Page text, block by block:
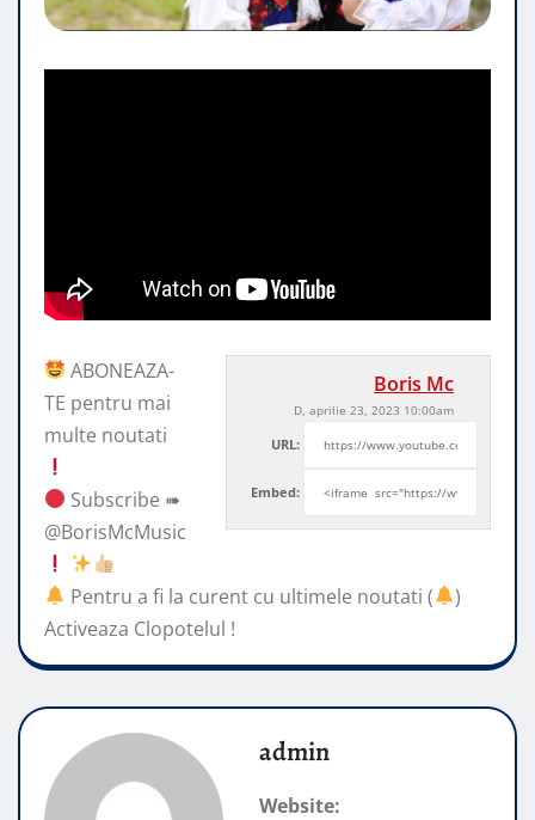
Boris Mc
D, aprilie 23, 2023 10:00am
URL:
Embed:
ABONEAZA-
TE pentru mai
multe noutati
Subscribe ➠
@BorisMcMusic
Pentru a fi la curent cu ultimele noutati (
)
Activeaza Clopotelul !
admin
Website: